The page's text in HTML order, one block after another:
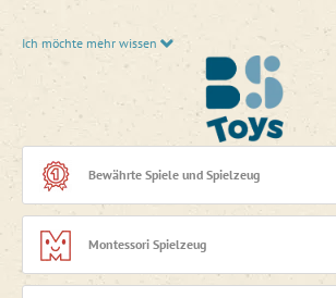
Die meisten Spiele und Spielsachen von
FSC®-zertifiziert.
Testen Sie Geschicklichkeit und
oder koordinieren Sie
Konzentration gleichzeitig auf einem
Ich möchte mehr wissen
Bewährte Spiele und Spielzeug
Montessori Spielzeug